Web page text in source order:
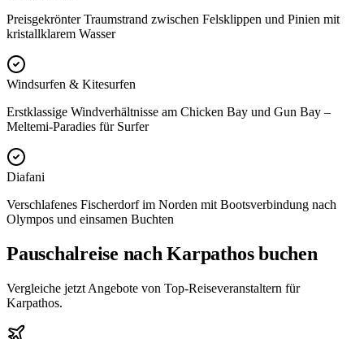
Preisgekrönter Traumstrand zwischen Felsklippen und Pinien mit
kristallklarem Wasser
Windsurfen & Kitesurfen
Erstklassige Windverhältnisse am Chicken Bay und Gun Bay –
Meltemi-Paradies für Surfer
Diafani
Verschlafenes Fischerdorf im Norden mit Bootsverbindung nach
Olympos und einsamen Buchten
Pauschalreise nach Karpathos buchen
Vergleiche jetzt Angebote von Top-Reiseveranstaltern für
Karpathos.